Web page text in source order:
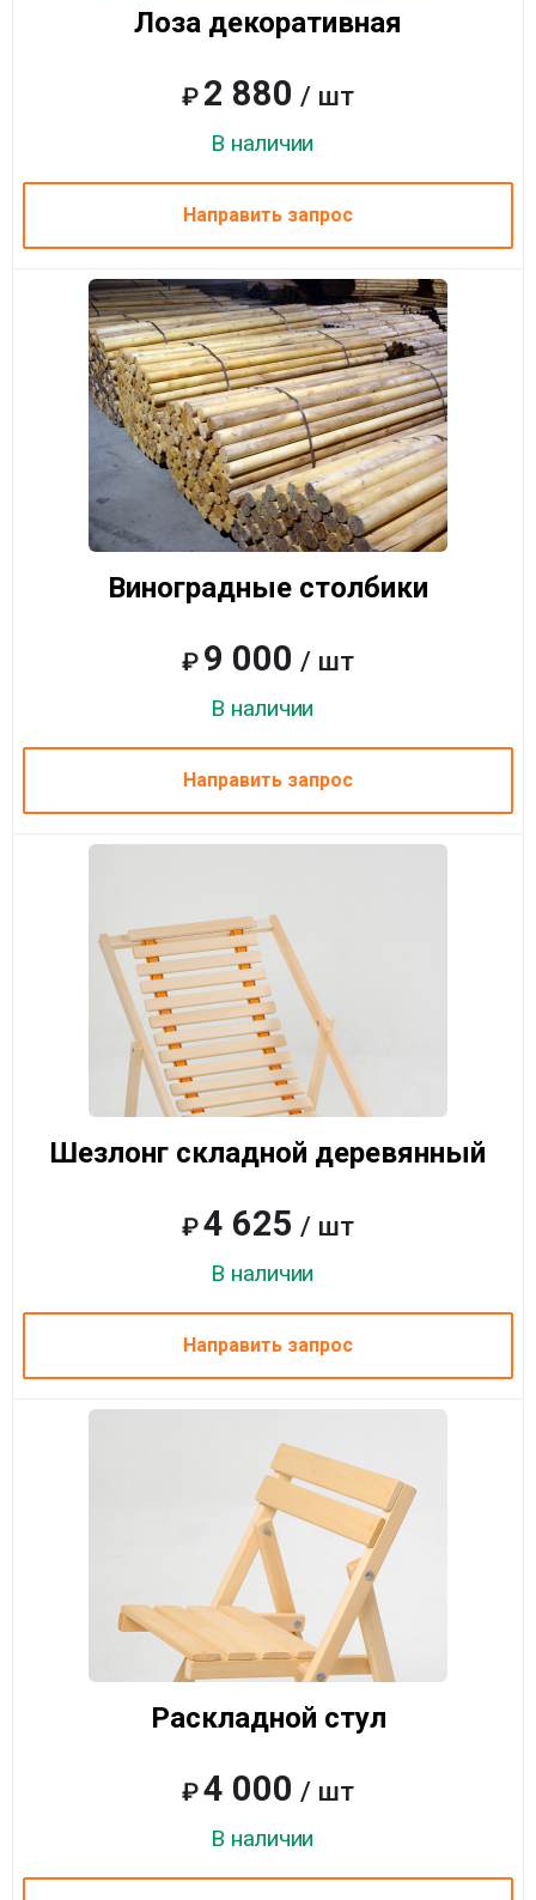
Лоза декоративная
₽ 2 880 / шт
В наличии
Направить запрос
Виноградные столбики
₽ 9 000 / шт
В наличии
Направить запрос
Шезлонг складной деревянный
₽4 625 / шт
В наличии
Направить запрос
Раскладной стул
₽4 000 / шт
В наличии